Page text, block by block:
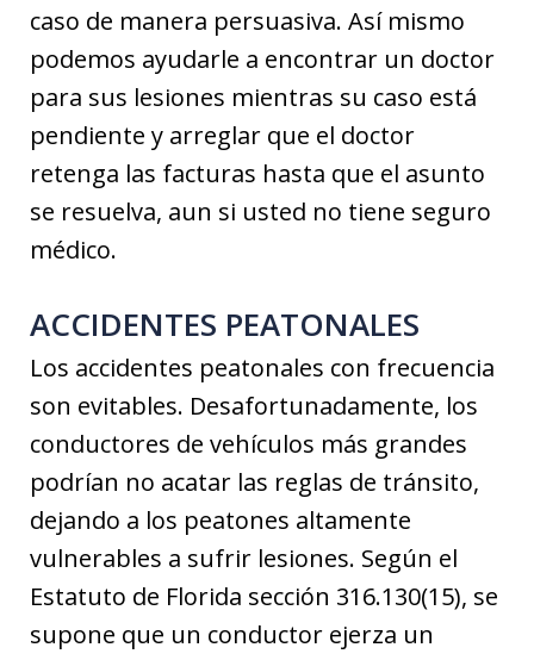
caso de manera persuasiva. Así mismo
podemos ayudarle a encontrar un doctor
para sus lesiones mientras su caso está
pendiente y arreglar que el doctor
retenga las facturas hasta que el asunto
se resuelva, aun si usted no tiene seguro
médico.
ACCIDENTES PEATONALES
Los accidentes peatonales con frecuencia
son evitables. Desafortunadamente, los
conductores de vehículos más grandes
podrían no acatar las reglas de tránsito,
dejando a los peatones altamente
vulnerables a sufrir lesiones. Según el
Estatuto de Florida sección 316.130(15), se
supone que un conductor ejerza un